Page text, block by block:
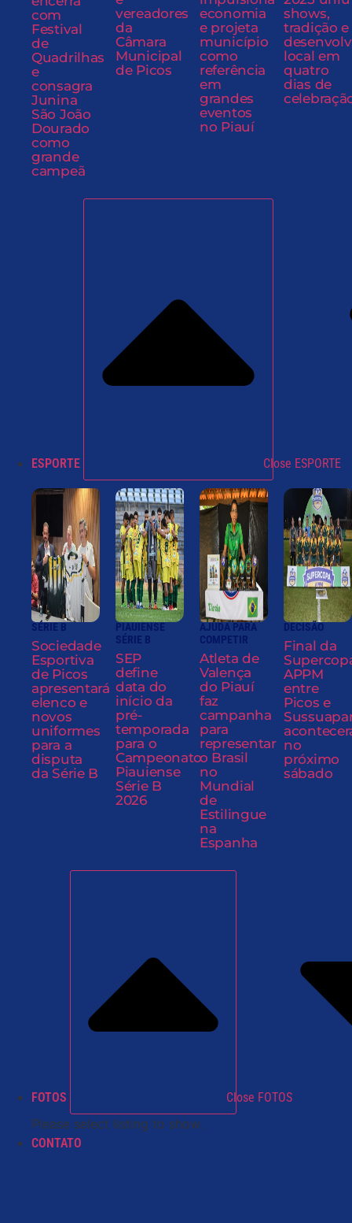
com
Festival
de
Quadrilhas
e
consagra
Junina
São João
Dourado
como
grande
campeã
vereadores
da
Câmara
Municipal
de Picos
economia
e projeta
município
como
referência
em
grandes
eventos
no Piauí
shows,
tradição e
local em
quatro
dias de
ESPORTE Close ESPORTE
SÉRIE B
Sociedade
Esportiva
de Picos
apresentará
elenco e
novos
uniformes
para a
disputa
da Série B
PIAUIENSE
SÉRIE B
SEP
define
data do
início da
pré-
temporada
para o
Campeonato
Piauiense
Série B
2026
AJUDA PARA
COMPETIR
Atleta de
Valença
do Piauí
faz
campanha
para
representar
o Brasil
no
Mundial
de
Estilingue
na
Espanha
DECISÃO
Final da
APPM
entre
Picos e
no
próximo
sábado
FOTOS Close FOTOS
Please select listing to show.
CONTATO